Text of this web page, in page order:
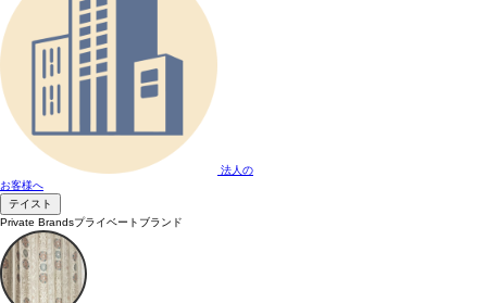
法人の
お客様へ
テイスト
Private Brandsプライベートブランド